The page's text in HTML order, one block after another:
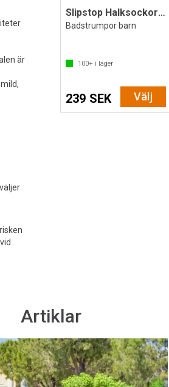
är
Slipstop Halksockor Big Blue Jr
Badstrumpor barn
100+ i lager
239 SEK Välj
Artiklar